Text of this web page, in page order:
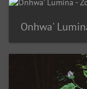
Onhwa'